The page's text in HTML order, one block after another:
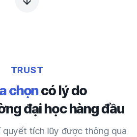
TRUST
chọncó lý do
đại học hàng đầu
quyết tích lũy được thông qua